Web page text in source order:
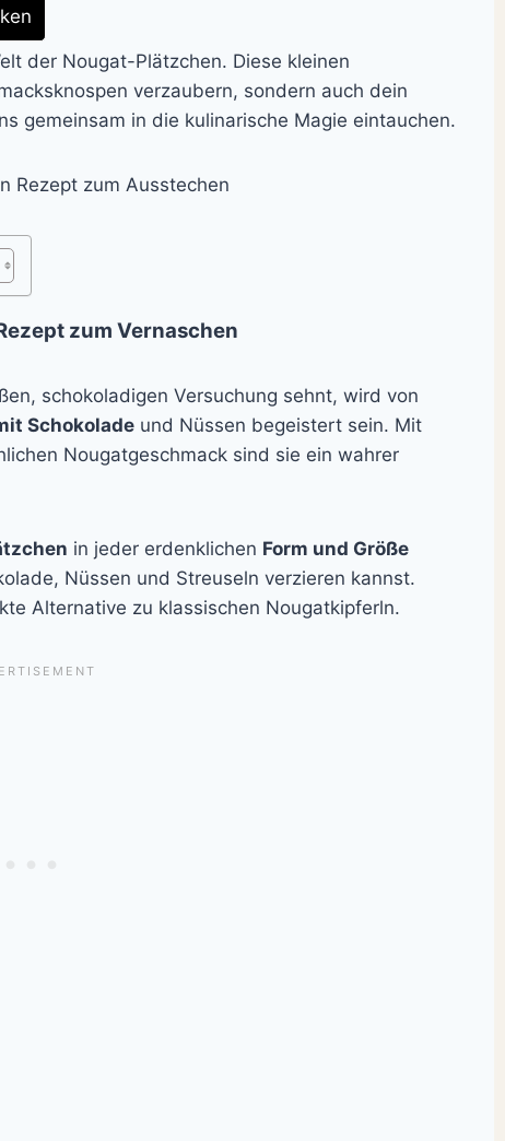
der Nougat-Plätzchen. Diese kleinen
verzaubern, sondern auch dein
gemeinsam in die kulinarische Magie eintauchen.
zum Vernaschen
schokoladigen Versuchung sehnt, wird von
Schokolade und Nüssen begeistert sein. Mit
Nougatgeschmack sind sie ein wahrer
in jeder erdenklichen Form und Größe
Nüssen und Streuseln verzieren kannst.
Alternative zu klassischen Nougatkipferln.